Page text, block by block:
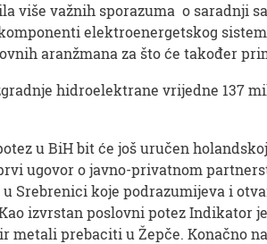
više važnih sporazuma o saradnji
elektroenergetskog
aranžmana za što će također
hidroelektrane vrijedne 137
u BiH bit će još uručen
ugovor o javno-privatnom
Srebrenici koje podrazumijeva i
izvrstan poslovni potez Indikator
prebaciti u Žepče. Konačno